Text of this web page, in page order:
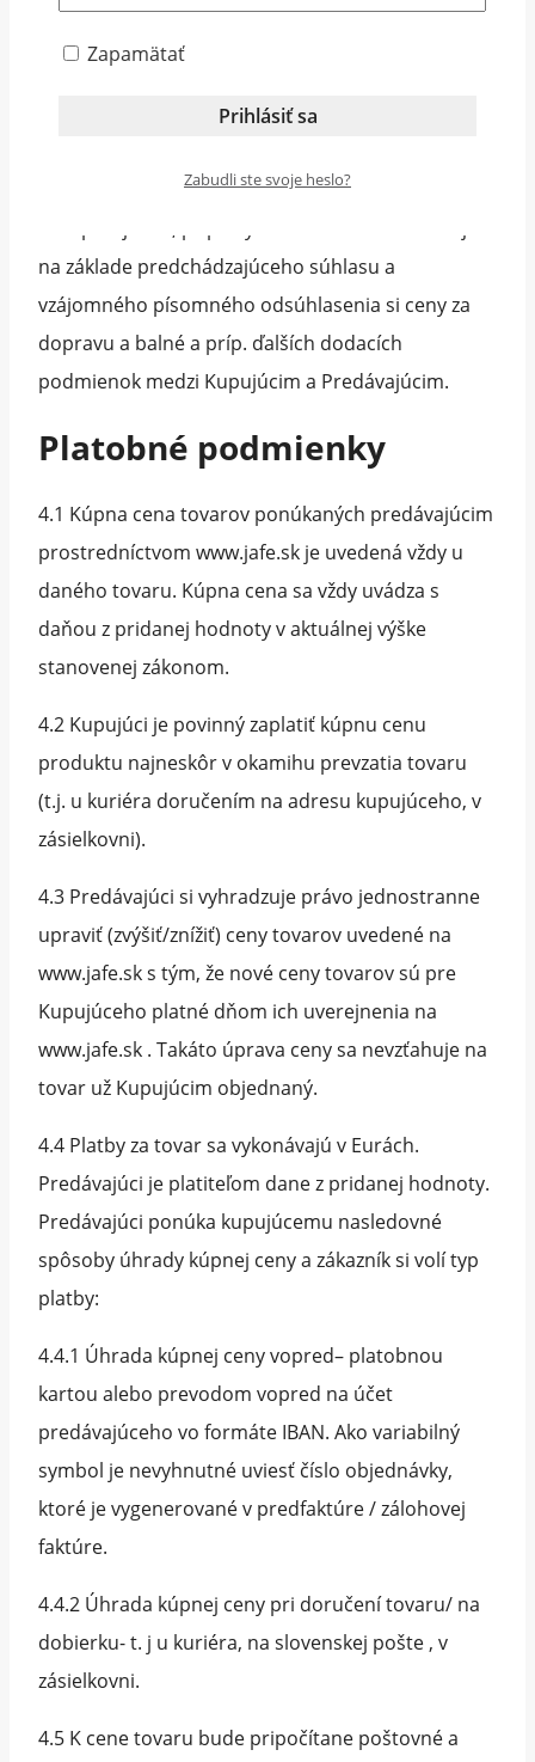
5.5 Ak Kupujúci tovar prevezme aj napriek
evidentnému rozsiahlemu poškodeniu obalu,
5.6 Dodanie tovaru na územie členských štátov
na základe predchádzajúceho súhlasu a
vzájomného písomného odsúhlasenia si ceny za
dopravu a balné a príp. ďalších dodacích
podmienok medzi Kupujúcim a Predávajúcim.
Platobné podmienky
4.1 Kúpna cena tovarov ponúkaných predávajúcim
prostredníctvom www.jafe.sk je uvedená vždy u
daného tovaru. Kúpna cena sa vždy uvádza s
daňou z pridanej hodnoty v aktuálnej výške
stanovenej zákonom.
4.2 Kupujúci je povinný zaplatiť kúpnu cenu
produktu najneskôr v okamihu prevzatia tovaru
(t.j. u kuriéra doručením na adresu kupujúceho, v
zásielkovni).
4.3 Predávajúci si vyhradzuje právo jednostranne
upraviť (zvýšiť/znížiť) ceny tovarov uvedené na
www.jafe.sk s tým, že nové ceny tovarov sú pre
Kupujúceho platné dňom ich uverejnenia na
www.jafe.sk . Takáto úprava ceny sa nevzťahuje na
tovar už Kupujúcim objednaný.
4.4 Platby za tovar sa vykonávajú v Eurách.
Predávajúci je platiteľom dane z pridanej hodnoty.
Predávajúci ponúka kupujúcemu nasledovné
spôsoby úhrady kúpnej ceny a zákazník si volí typ
platby:
4.4.1 Úhrada kúpnej ceny vopred– platobnou
kartou alebo prevodom vopred na účet
predávajúceho vo formáte IBAN. Ako variabilný
symbol je nevyhnutné uviesť číslo objednávky,
ktoré je vygenerované v predfaktúre / zálohovej
faktúre.
4.4.2 Úhrada kúpnej ceny pri doručení tovaru/ na
dobierku- t. j u kuriéra, na slovenskej pošte , v
zásielkovni.
4.5 K cene tovaru bude pripočítane poštovné a
Zapamätať
Zabudli ste svoje heslo?